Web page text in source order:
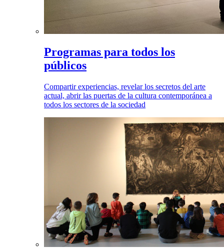
Programas para todos los
públicos
Compartir experiencias, revelar los secretos del arte
actual, abrir las puertas de la cultura contemporánea a
todos los sectores de la sociedad